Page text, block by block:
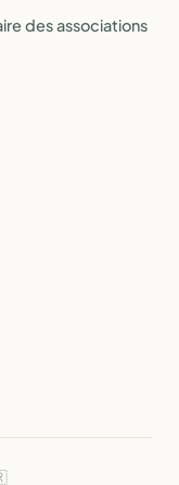
des associations